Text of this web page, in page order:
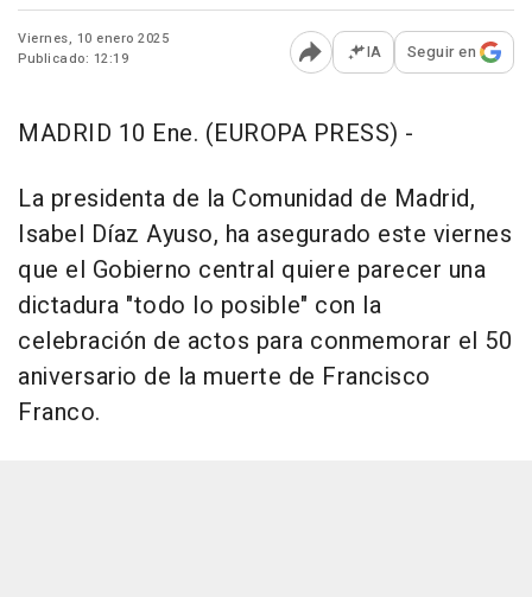
Viernes, 10 enero 2025
Publicado: 12:19
Abrir opciones para
IA Seguir en
MADRID 10 Ene. (EUROPA PRESS) -
La presidenta de la Comunidad de Madrid,
Isabel Díaz Ayuso, ha asegurado este viernes
que el Gobierno central quiere parecer una
dictadura "todo lo posible" con la
celebración de actos para conmemorar el 50
aniversario de la muerte de Francisco
Franco.